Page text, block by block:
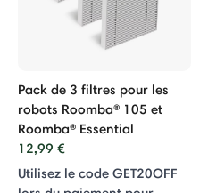
Pack de 3 filtres pour les
robots Roomba® 105 et
Roomba® Essential
12,99 €
Utilisez le code GET20OFF